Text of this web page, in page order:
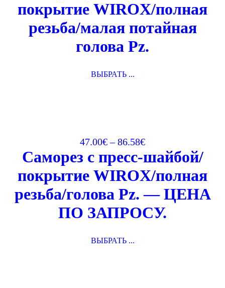
покрытие WIROX/полная
резьба/малая потайная
голова Pz.
ВЫБРАТЬ ...
47.00€–86.58€
Саморез с пресс-шайбой/
покрытие WIROX/полная
резьба/голова Pz. — ЦЕНА
ПО ЗАПРОСУ.
ВЫБРАТЬ ...